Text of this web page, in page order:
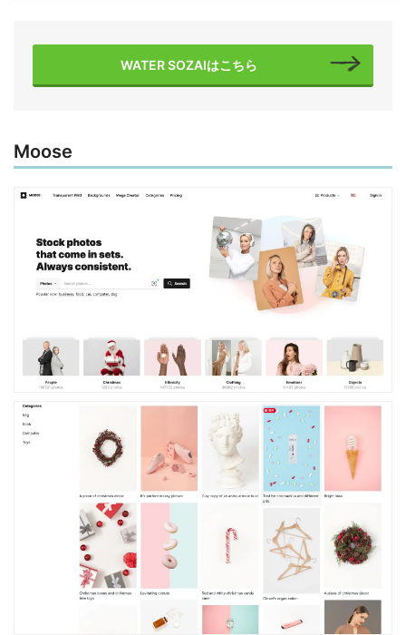
WATER SOZAIはこちら
Moose